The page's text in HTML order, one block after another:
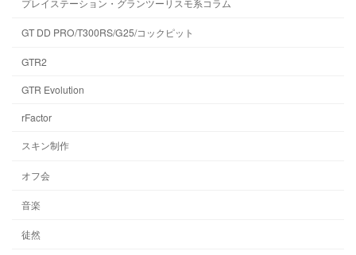
GT DD PRO/T300RS/G25/コックピット
GTR2
GTR Evolution
rFactor
スキン制作
オフ会
音楽
徒然